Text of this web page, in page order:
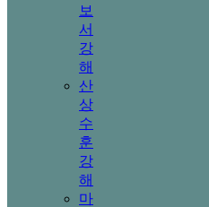
보
서
강
해
산
상
수
훈
강
해
마